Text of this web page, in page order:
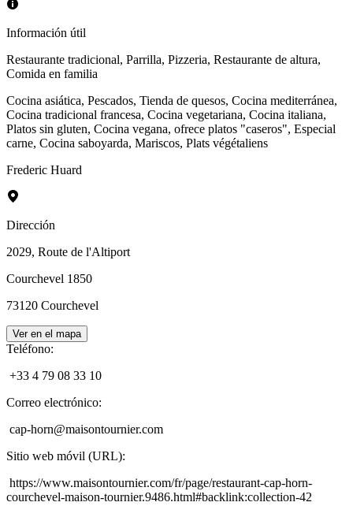
Información útil
Restaurante tradicional, Parrilla, Pizzeria, Restaurante de altura,
Comida en familia
Cocina asiática, Pescados, Tienda de quesos, Cocina mediterránea,
Cocina tradicional francesa, Cocina vegetariana, Cocina italiana,
Platos sin gluten, Cocina vegana, ofrece platos "caseros", Especial
carne, Cocina saboyarda, Mariscos, Plats végétaliens
Frederic Huard
Dirección
2029, Route de l'Altiport
Courchevel 1850
73120 Courchevel
Ver en el mapa
Teléfono:
+33 4 79 08 33 10
Correo electrónico:
cap-horn@maisontournier.com
Sitio web móvil (URL):
https://www.maisontournier.com/fr/page/restaurant-cap-horn-
courchevel-maison-tournier.9486.html#backlink:collection-42